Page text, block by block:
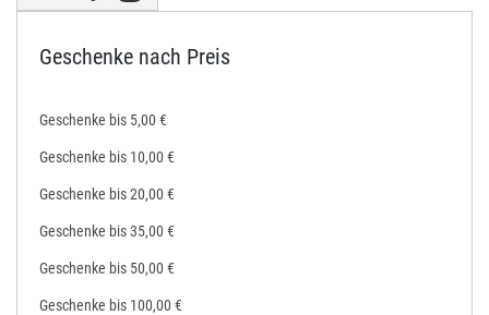
Geschenke nach Preis
Geschenke bis 5,00 €
Geschenke bis 10,00 €
Geschenke bis 20,00 €
Geschenke bis 35,00 €
Geschenke bis 50,00 €
Geschenke bis 100,00 €